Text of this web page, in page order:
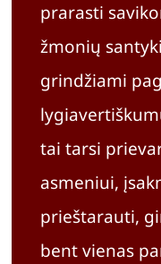
prarasti
žmonių
grindžiami
tai tarsi
asmeniui,
prieštarauti,
bent vienas